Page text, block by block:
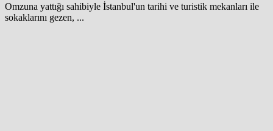
Omzuna yattığı sahibiyle İstanbul'un tarihi ve turistik mekanları ile
sokaklarını gezen, ...